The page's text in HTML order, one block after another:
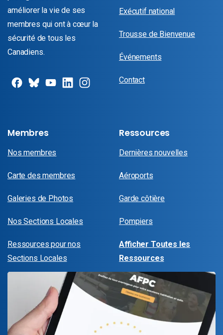
améliorer la vie de ses
membres qui ont à cœur la
sécurité de tous les
Canadiens.
Exécutif national
Trousse de Bienvenue
Événements
Contact
Membres
Nos membres
Carte des membres
Galeries de Photos
Nos Sections Locales
Ressources pour nos
Sections Locales
Ressources
Dernières nouvelles
Aéroports
Garde côtière
Pompiers
Afficher Toutes les
Ressources